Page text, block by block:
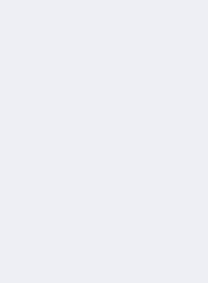
PORTATIL LANIX